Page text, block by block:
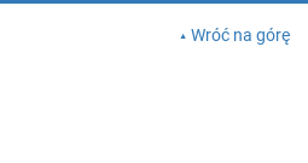
Wróć na górę